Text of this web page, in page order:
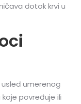
dotok krvi u
umerenog
povređuje ili